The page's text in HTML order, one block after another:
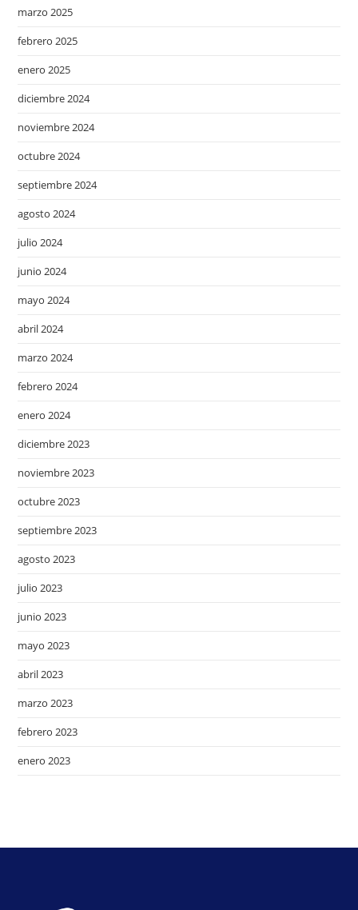
marzo 2025
febrero 2025
enero 2025
diciembre 2024
noviembre 2024
octubre 2024
septiembre 2024
agosto 2024
julio 2024
junio 2024
mayo 2024
abril 2024
marzo 2024
febrero 2024
enero 2024
diciembre 2023
noviembre 2023
octubre 2023
septiembre 2023
agosto 2023
julio 2023
junio 2023
mayo 2023
abril 2023
marzo 2023
febrero 2023
enero 2023